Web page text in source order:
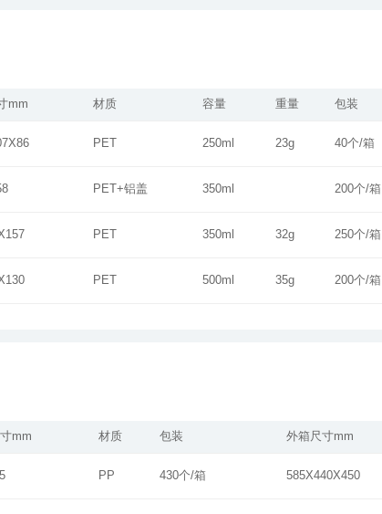
mm 材质 容量 重量 包装
PET 250ml 23g 40个/箱
PET+铝盖 350ml 200个/箱
PET 350ml 32g 250个/箱
PET 500ml 35g 200个/箱
mm 材质 包装 外箱尺寸mm
PP 430个/箱 585X440X450